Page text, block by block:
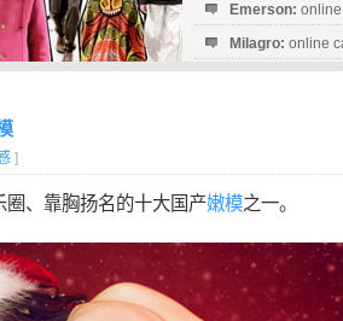
Emerson:
Milagro: online
]
圈、靠胸扬名的十大国产嫩模之一。